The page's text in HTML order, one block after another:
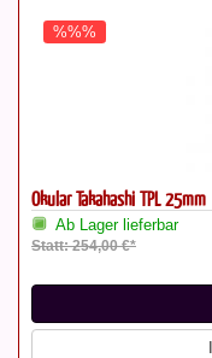
%%%
Okular Takahashi TPL 25mm
Ab Lager lieferbar
Statt: 254,00 €*